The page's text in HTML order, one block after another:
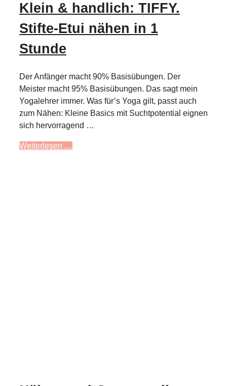
Klein & handlich: TIFFY.
Stifte-Etui nähen in 1
Stunde
Der Anfänger macht 90% Basisübungen. Der
Meister macht 95% Basisübungen. Das sagt mein
Yogalehrer immer. Was für’s Yoga gilt, passt auch
zum Nähen: Kleine Basics mit Suchtpotential eignen
sich hervorragend …
Weiterlesen …